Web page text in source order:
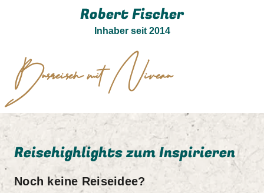
Robert Fischer
Inhaber seit 2014
Busreisen mit Niveau
Reisehighlights zum Inspirieren
Noch keine Reiseidee?